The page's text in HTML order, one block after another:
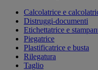
Calcolatrice e
Distruggi-documenti
Etichettatrice e
Piegatrice
Plastificatrice e busta
Rilegatura
Taglio